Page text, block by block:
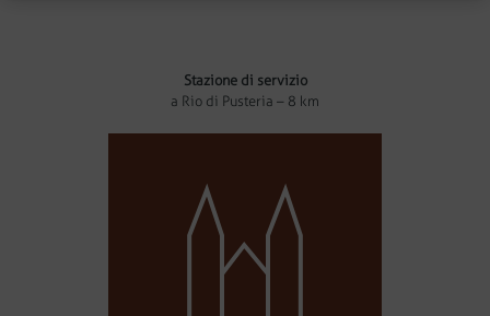
Stazione di servizio
a Rio di Pusteria – 8 km